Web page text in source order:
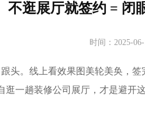
不逛展厅就签约 = 闭
时间：2025-
。线上看效果图美轮美奂，签
逛一趟装修公司展厅，才是避开